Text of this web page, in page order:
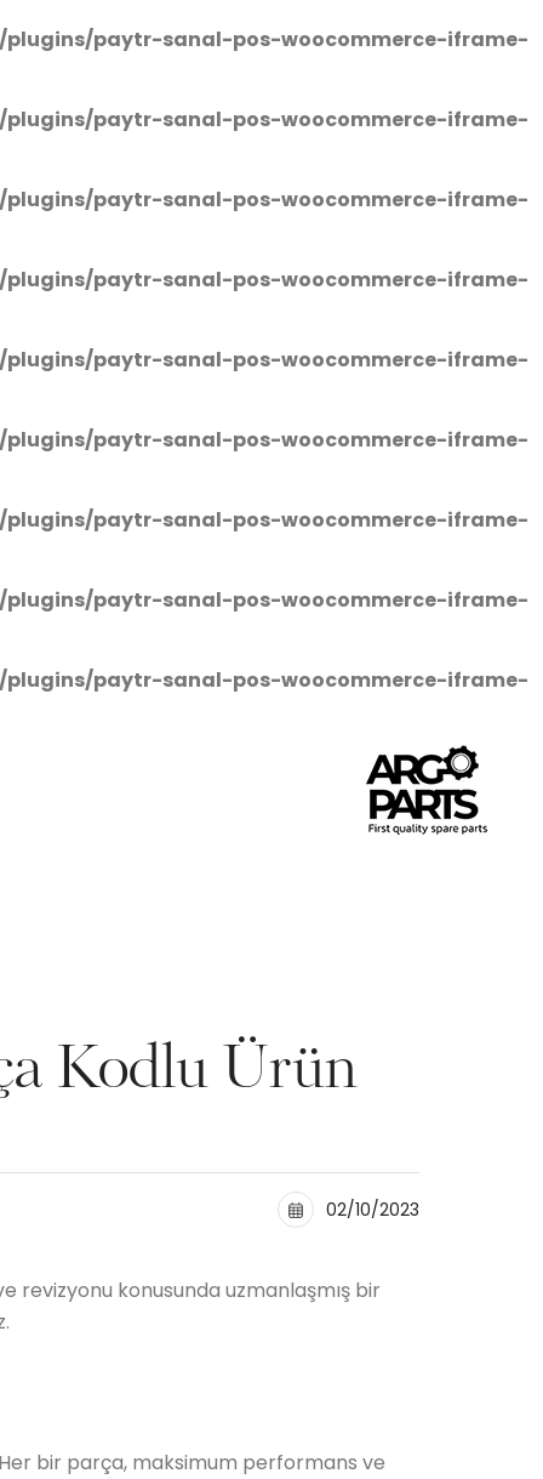
paytr-sanal-pos-woocommerce-iframe-
paytr-sanal-pos-woocommerce-iframe-
paytr-sanal-pos-woocommerce-iframe-
paytr-sanal-pos-woocommerce-iframe-
paytr-sanal-pos-woocommerce-iframe-
paytr-sanal-pos-woocommerce-iframe-
paytr-sanal-pos-woocommerce-iframe-
paytr-sanal-pos-woocommerce-iframe-
paytr-sanal-pos-woocommerce-iframe-
Kodlu Ürün
02/10/2023
revizyonu konusunda uzmanlaşmış bir
bir parça, maksimum performans ve